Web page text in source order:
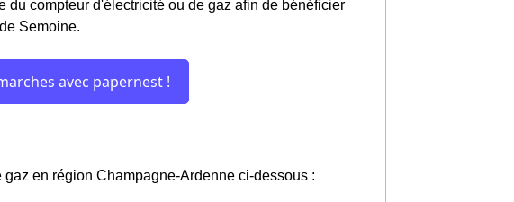
du compteur d'électricité ou de gaz afin de bénéficier
Semoine.
en région Champagne-Ardenne ci-dessous :